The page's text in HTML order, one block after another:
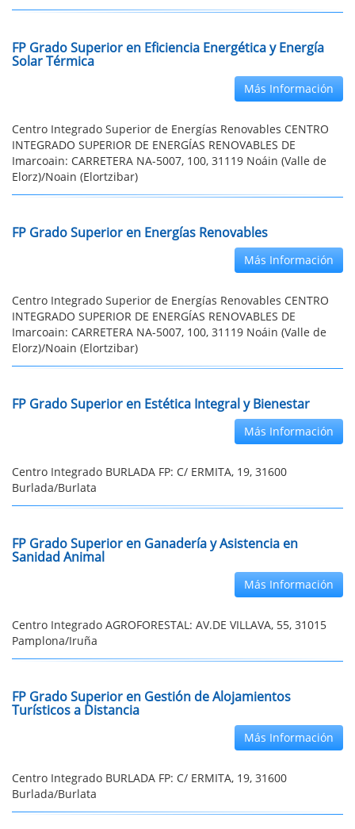
FP Grado Superior en Eficiencia Energética y Energía
Solar Térmica
Más Información
Centro Integrado Superior de Energías Renovables CENTRO
INTEGRADO SUPERIOR DE ENERGÍAS RENOVABLES DE
Imarcoain: CARRETERA NA-5007, 100, 31119 Noáin (Valle de
Elorz)/Noain (Elortzibar)
FP Grado Superior en Energías Renovables
Más Información
Centro Integrado Superior de Energías Renovables CENTRO
INTEGRADO SUPERIOR DE ENERGÍAS RENOVABLES DE
Imarcoain: CARRETERA NA-5007, 100, 31119 Noáin (Valle de
Elorz)/Noain (Elortzibar)
FP Grado Superior en Estética Integral y Bienestar
Más Información
Centro Integrado BURLADA FP: C/ ERMITA, 19, 31600
Burlada/Burlata
FP Grado Superior en Ganadería y Asistencia en
Sanidad Animal
Más Información
Centro Integrado AGROFORESTAL: AV.DE VILLAVA, 55, 31015
Pamplona/Iruña
FP Grado Superior en Gestión de Alojamientos
Turísticos a Distancia
Más Información
Centro Integrado BURLADA FP: C/ ERMITA, 19, 31600
Burlada/Burlata